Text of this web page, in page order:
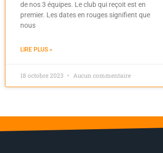
de nos 3 équipes. Le club qui reçoit est en
premier. Les dates en rouges signifient que
nous
LIRE PLUS »
18 octobre 2023 Aucun commentaire